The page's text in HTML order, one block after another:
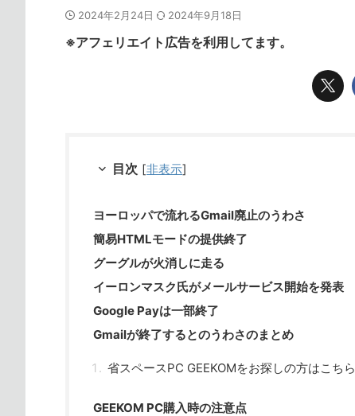
2024年2月24日 2024年9月18日
※アフェリエイト広告を利用してます。
目次 [非表示]
ヨーロッパで流れるGmail廃止のうわさ
簡易HTMLモードの提供終了
グーグルが火消しに走る
イーロンマスク氏がメールサービス開始を発表
Google Payは一部終了
Gmailが終了するとのうわさのまとめ
省スペースPC GEEKOMをお探しの方はこちら
GEEKOM PC購入時の注意点